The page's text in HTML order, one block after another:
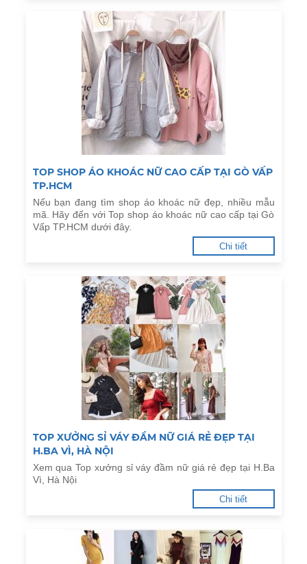
TOP SHOP ÁO KHOÁC NỮ CAO CẤP TẠI GÒ VẤP
TP.HCM
Nếu bạn đang tìm shop áo khoác nữ đẹp, nhiều mẫu
mã. Hãy đến với Top shop áo khoác nữ cao cấp tại Gò
Vấp TP.HCM dưới đây.
Chi tiết
TOP XƯỞNG SỈ VÁY ĐẦM NỮ GIÁ RẺ ĐẸP TẠI
H.BA VÌ, HÀ NỘI
Xem qua Top xưởng sỉ váy đầm nữ giá rẻ đẹp tại H.Ba
Vì, Hà Nội
Chi tiết